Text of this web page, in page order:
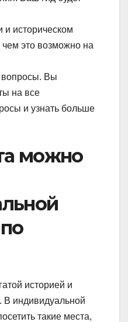
и историческом
это возможно на
вопросы. Вы
на все
и узнать больше
можно
историей и
В индивидуальной
такие места,